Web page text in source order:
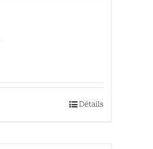
Détails